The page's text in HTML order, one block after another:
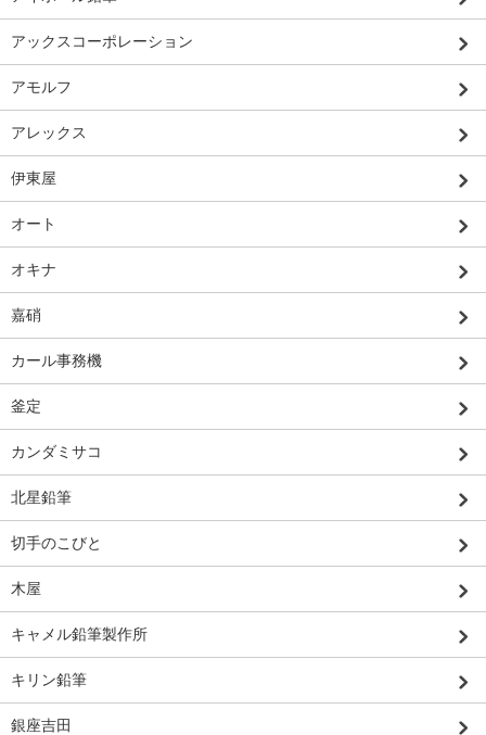
アックスコーポレーション
アモルフ
アレックス
伊東屋
オート
オキナ
嘉硝
カール事務機
釜定
カンダミサコ
北星鉛筆
切手のこびと
木屋
キャメル鉛筆製作所
キリン鉛筆
銀座吉田